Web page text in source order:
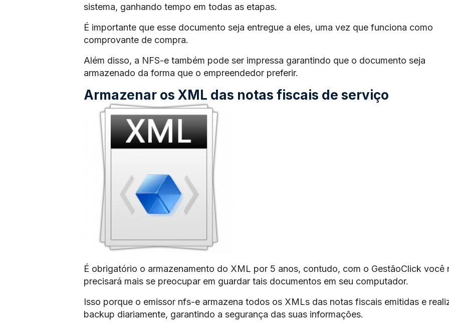
sistema, ganhando tempo em todas as etapas.
É importante que esse documento seja entregue a eles, uma vez que funciona como
comprovante de compra.
Além disso, a NFS-e também pode ser impressa garantindo que o documento seja
armazenado da forma que o empreendedor preferir.
Armazenar os XML das notas fiscais de serviço
É obrigatório o armazenamento do XML por 5 anos, contudo, com o GestãoClick você
precisará mais se preocupar em guardar tais documentos em seu computador.
Isso porque o emissor nfs-e armazena todos os XMLs das notas fiscais emitidas e
backup diariamente, garantindo a segurança das suas informações.